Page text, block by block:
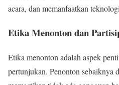
acara, dan memanfaatkan
Etika Menonton dan
Etika menonton adalah aspek
pertunjukan. Penonton sebaiknya